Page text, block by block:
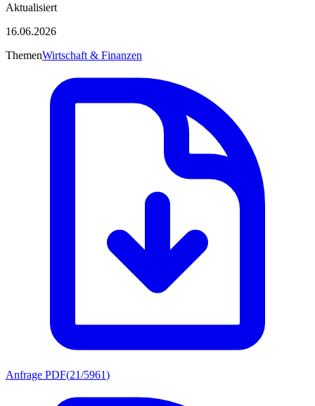
Aktualisiert
16.06.2026
ThemenWirtschaft & Finanzen
Anfrage PDF(21/5961)